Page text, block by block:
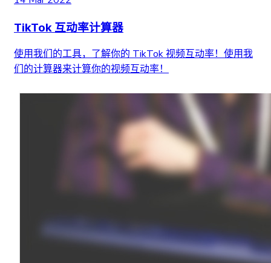
TikTok 互动率计算器
使用我们的工具，了解你的 TikTok 视频互动率！使用我
们的计算器来计算你的视频互动率！